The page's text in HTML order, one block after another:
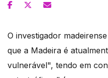
O investigador
que a Madeira é
vulnerável", tendo em